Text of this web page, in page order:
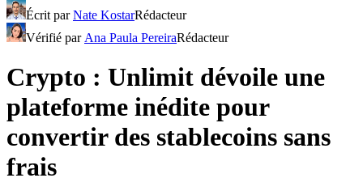
Écrit parNate KostarRédacteur
Vérifié par Ana Paula PereiraRédacteur
Crypto : Unlimit dévoile une
plateforme inédite pour
convertir des stablecoins sans
frais